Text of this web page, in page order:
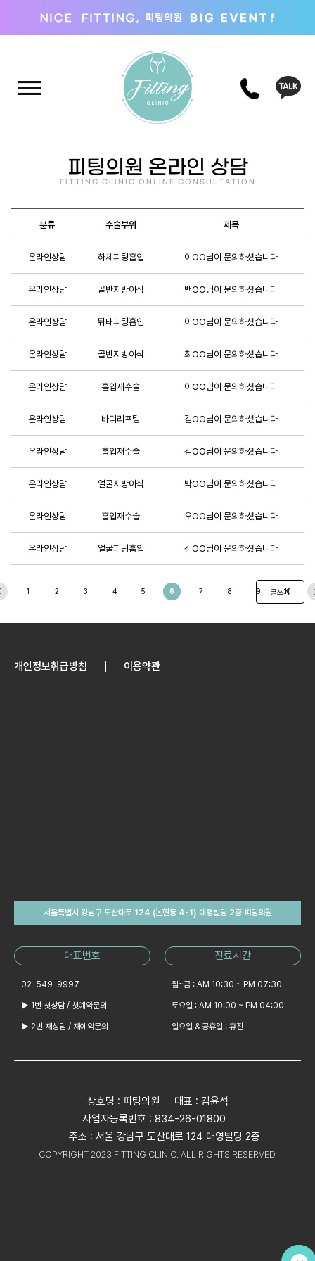
피팅의원 온라인 상담
FITTING CLINIC ONLINE CONSULTATION
분류 수술부위 제목
온라인상담 하체피팅흡입 이OO님이 문의하셨습니다
온라인상담 골반지방이식 백OO님이 문의하셨습니다
온라인상담 뒤태피팅흡입 이OO님이 문의하셨습니다
온라인상담 골반지방이식 최OO님이 문의하셨습니다
온라인상담 흡입재수술 이OO님이 문의하셨습니다
온라인상담 바디리프팅 김OO님이 문의하셨습니다
온라인상담 흡입재수술 김OO님이 문의하셨습니다
온라인상담 얼굴지방이식 박OO님이 문의하셨습니다
온라인상담 흡입재수술 오OO님이 문의하셨습니다
온라인상담 얼굴피팅흡입 김OO님이 문의하셨습니다
1 2 3 4 5 6 7 8 9 10
글쓰기
개인정보취급방침 이용약관
서울특별시 강남구 도산대로 124 (논현동 4-1) 대영빌딩 2층 피팅의원
대표번호
02-549-9997
▶ 1번 첫상담 / 첫예약문의
▶ 2번 재상담 / 재예약문의
진료시간
월~금 : AM 10:30 ~ PM 07:30
토요일 : AM 10:00 ~ PM 04:00
일요일 & 공휴일 : 휴진
상호명 : 피팅의원
대표 : 김윤석
사업자등록번호 : 834-26-01800
주소 : 서울 강남구 도산대로 124 대영빌딩 2층
COPYRIGHT 2023 FITTING CLINIC. ALL RIGHTS RESERVED.